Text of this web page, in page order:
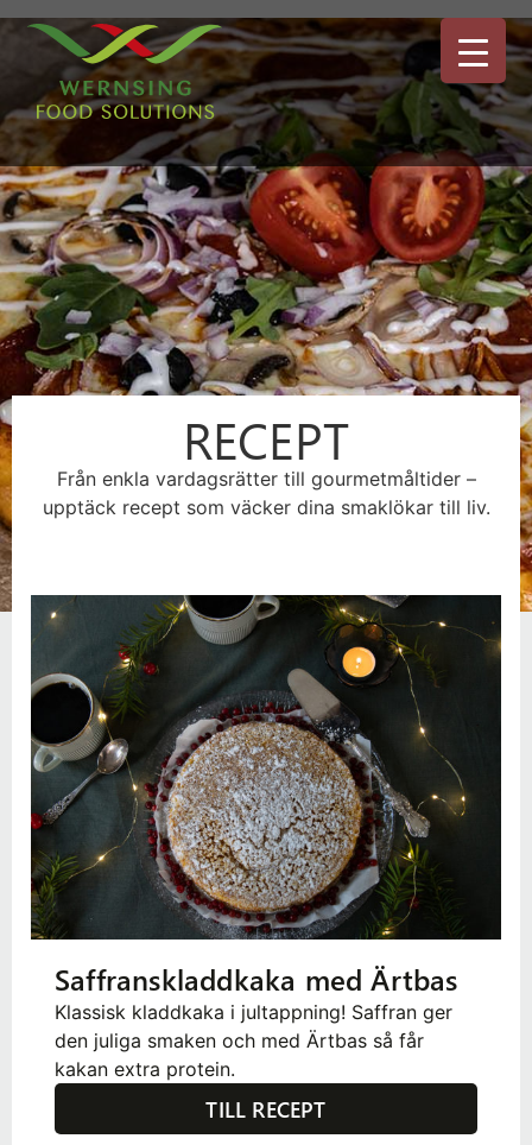
RECEPT
Från enkla vardagsrätter till gourmetmåltider –
upptäck recept som väcker dina smaklökar till liv.
Saffranskladdkaka med Ärtbas
Klassisk kladdkaka i jultappning! Saffran ger
den juliga smaken och med Ärtbas så får
kakan extra protein.
TILL RECEPT